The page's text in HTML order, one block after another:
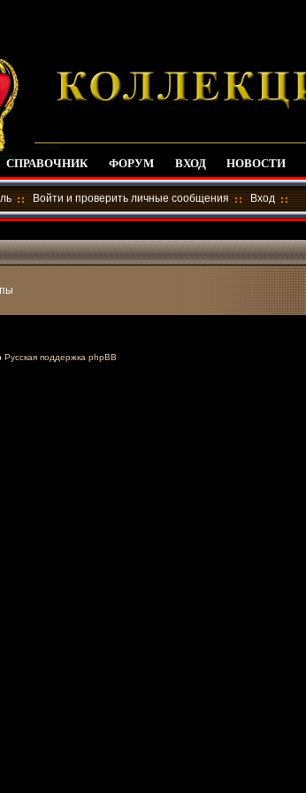
СПРАВОЧНИК ФОРУМ ВХОД НОВОСТИ
Войти и проверить личные сообщения Вход
Русская поддержка phpBB